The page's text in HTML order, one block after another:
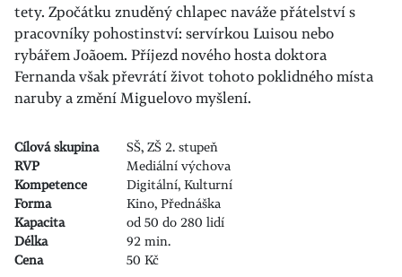
tety. Zpočátku znuděný chlapec naváže přátelství s
pracovníky pohostinství: servírkou Luisou nebo
rybářem Joãoem. Příjezd nového hosta doktora
Fernanda však převrátí život tohoto poklidného místa
naruby a změní Miguelovo myšlení.
Cílová skupina
SŠ, ZŠ 2. stupeň
RVP
Mediální výchova
Kompetence
Digitální, Kulturní
Forma
Kino, Přednáška
Kapacita
od 50 do 280 lidí
Délka
92 min.
Cena
50 Kč